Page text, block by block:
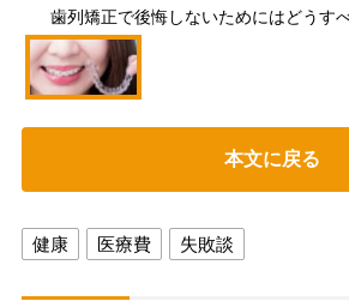
歯列矯正で後悔しないためにはどうす
本文に戻る
健康 医療費 失敗談